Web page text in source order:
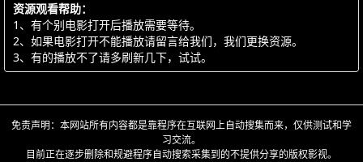
资源观看帮助：
1、有个别电影打开后播放需要等待。
2、如果电影打开不能播放请留言给我们，我们更换资源。
3、有的播放不了请多刷新几下，试试。
免责声明：本网站所有内容都是靠程序在互联网上自动搜集而来，仅供测试和学
习交流。
目前正在逐步删除和规避程序自动搜索采集到的不提供分享的版权影视。